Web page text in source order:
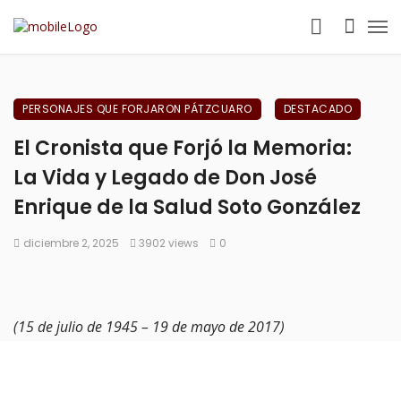
PERSONAJES QUE FORJARON PÁTZCUARO DESTACADO
El Cronista que Forjó la Memoria:
La Vida y Legado de Don José
Enrique de la Salud Soto González
diciembre 2, 2025 3902 views 0
(15 de julio de 1945 – 19 de mayo de 2017)